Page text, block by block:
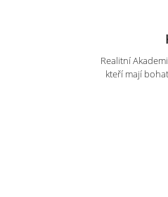
Realitní
kteří mají